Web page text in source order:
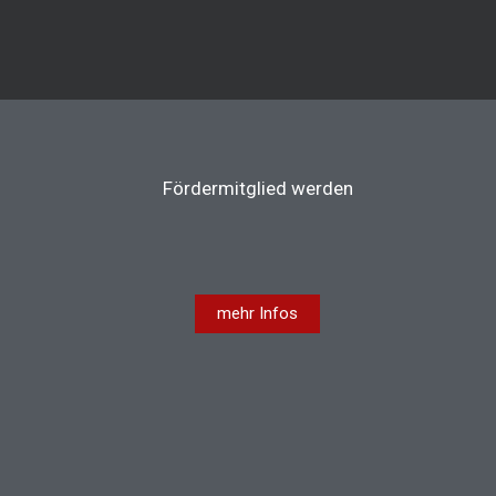
Fördermitglied werden
mehr Infos